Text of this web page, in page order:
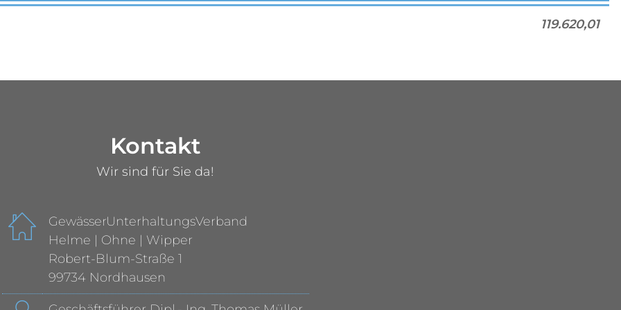
119.620,01
Kontakt
Wir sind für Sie da!
GewässerUnterhaltungsVerband
Helme | Ohne | Wipper
Robert-Blum-Straße 1
99734 Nordhausen